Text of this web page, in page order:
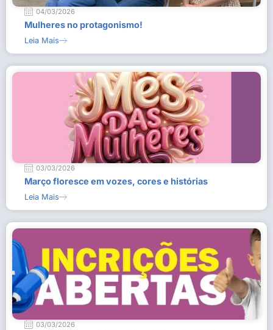
04/03/2026
Mulheres no protagonismo!
Leia Mais
03/03/2026
Março floresce em vozes, cores e histórias
Leia Mais
03/03/2026